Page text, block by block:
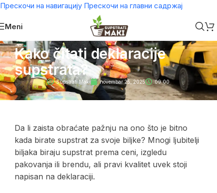
Прескочи на навигацију Прескочи на главни садржај
Meni
Kako čitati deklaracije
supstrata?
Supstrati Maki novembar 25, 2025 09:00
Da li zaista obraćate pažnju na ono što je bitno
kada birate supstrat za svoje biljke? Mnogi ljubitelji
biljaka biraju supstrat prema ceni, izgledu
pakovanja ili brendu, ali pravi kvalitet uvek stoji
napisan na deklaraciji.